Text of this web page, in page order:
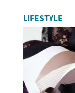
LIFESTYLE